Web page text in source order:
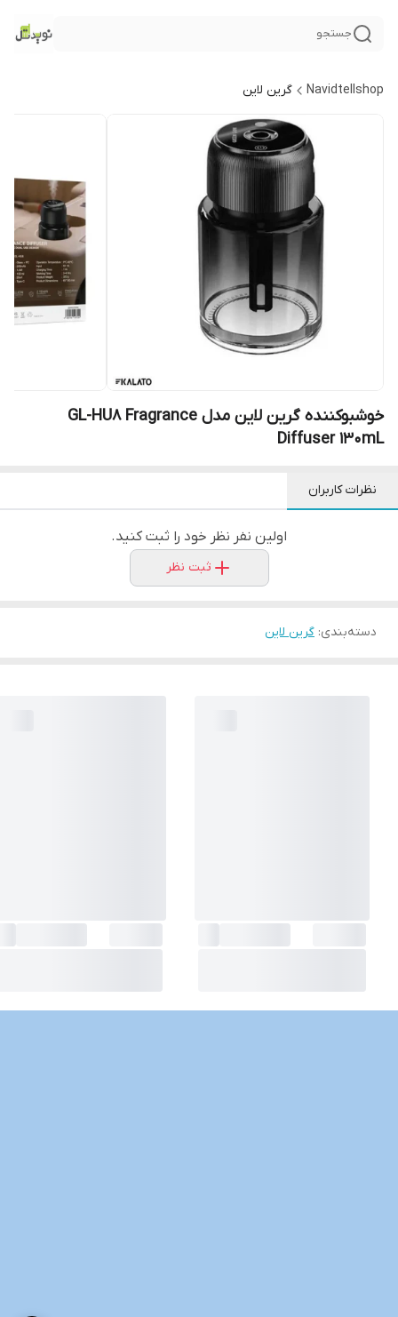
جستجو
Navidtellshop گرین لاین
خوشبوکننده گرین لاین مدل GL-HU8 Fragrance
Diffuser 130mL
نظرات کاربران
اولین نفر نظر خود را ثبت کنید.
ثبت نظر
دسته‌بندی: گرین لاین